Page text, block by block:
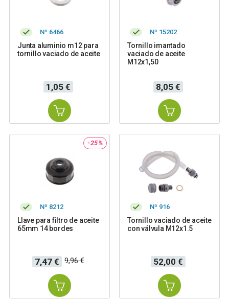
Nº 6466
Junta aluminio m12 para
tornillo vaciado de aceite
Precio
1,05 €
Nº 15202
Tornillo imantado
vaciado de aceite
M12x1,50
Precio
8,05 €
-25%
Nº 8212
Llave para filtro de aceite
65mm 14 bordes
Precio
7,47 €
Precio
base
9,96 €
Nº 916
Tornillo vaciado de aceite
con válvula M12x1.5
Precio
52,00 €